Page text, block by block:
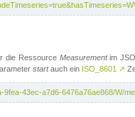
die Ressource Measurementim
startauch ein ISO_8601 ↗
43ec-a7d6-6476a76ae868/W/